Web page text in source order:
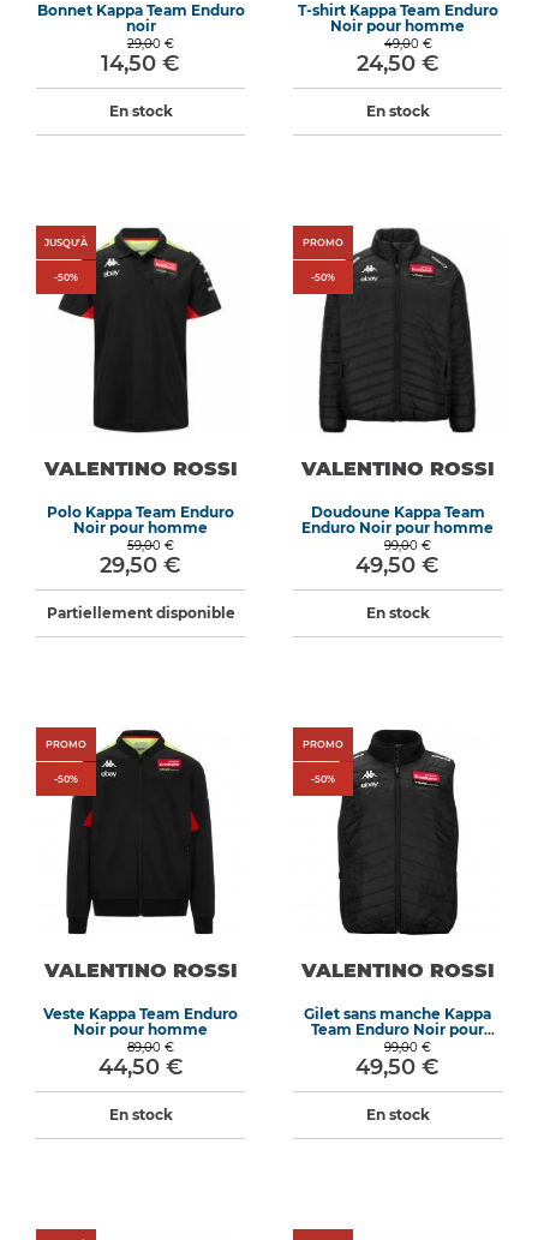
Bonnet Kappa Team Enduro
noir
29,00 €
14,50 €
En stock
T-shirt Kappa Team Enduro
Noir pour homme
49,00 €
24,50 €
En stock
JUSQU'À
-50%
VALENTINO ROSSI
Polo Kappa Team Enduro
Noir pour homme
59,00 €
29,50 €
Partiellement disponible
PROMO
-50%
VALENTINO ROSSI
Doudoune Kappa Team
Enduro Noir pour homme
99,00 €
49,50 €
En stock
PROMO
-50%
VALENTINO ROSSI
Veste Kappa Team Enduro
Noir pour homme
89,00 €
44,50 €
En stock
PROMO
-50%
VALENTINO ROSSI
Gilet sans manche Kappa
Team Enduro Noir pour
homme
99,00 €
49,50 €
En stock